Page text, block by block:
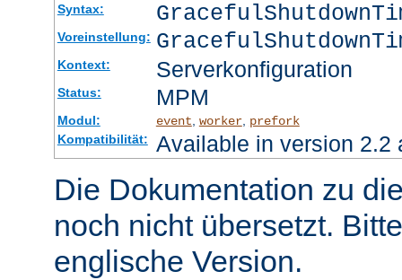
Syntax:
Voreinstellung:
Kontext: Serverkonfiguration
Status: MPM
Modul: event, worker, prefork
Kompatibilität:
Available in version 2.2
Die Dokumentation zu
noch nicht übersetzt.
englische Version.